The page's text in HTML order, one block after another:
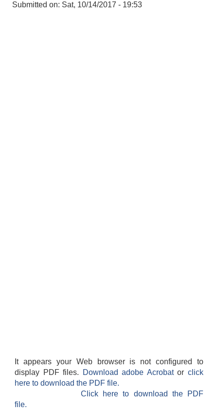
Submitted on: Sat, 10/14/2017 - 19:53
It appears your Web browser is not configured to
display PDF files.
Download adobe Acrobatorclick
here to download the PDF file.
Click here to download the PDF
file.